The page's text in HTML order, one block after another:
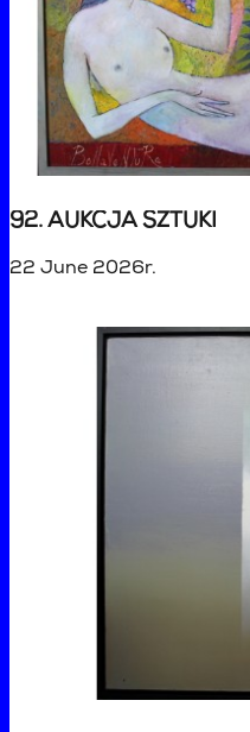
92. AUKCJA SZTUKI
22 June 2026r.